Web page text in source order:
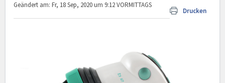
Drucken
Geändert am: Fr, 18 Sep, 2020 um 9:12 VORMITTAGS